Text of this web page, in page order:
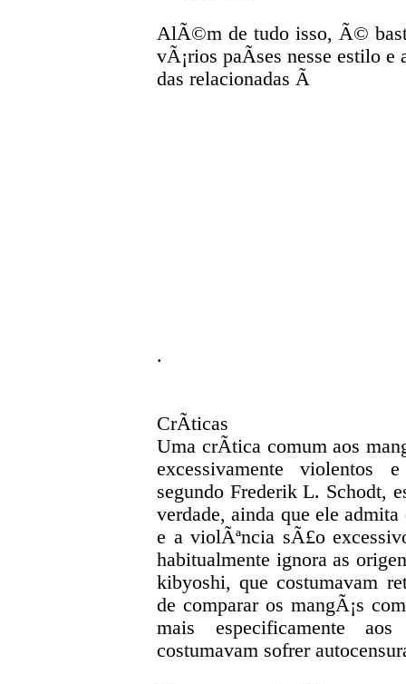
AlÃ©m de tudo isso, Ã©
vÃ¡rios paÃ­ses nesse estilo
das relacionadas Ã
.
CrÃ­ticas
Uma crÃ­tica comum aos
excessivamente violentos
segundo Frederik L. Schodt,
verdade, ainda que ele
e a violÃªncia sÃ£o
habitualmente ignora as
kibyoshi, que costumavam
de comparar os mangÃ¡s
mais especificamente
costumavam sofrer